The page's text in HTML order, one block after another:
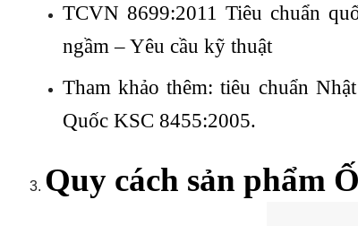
TCVN 8699:2011 Tiêu chuẩn
ngầm – Yêu cầu kỹ thuật
Tham khảo thêm: tiêu chuẩn
Quốc KSC 8455:2005.
Quy cách sản phẩm